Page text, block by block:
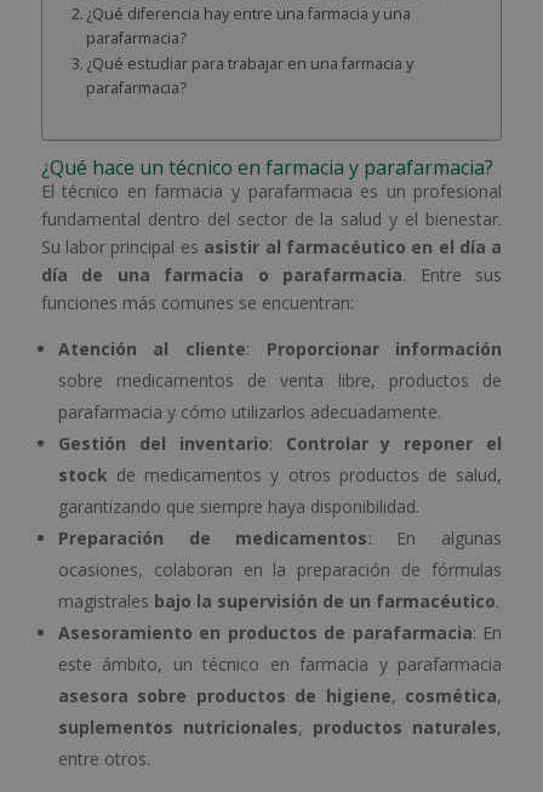
¿Qué diferencia hay entre una farmacia y una
parafarmacia?
¿Qué estudiar para trabajar en una farmacia y
parafarmacia?
¿Qué hace un técnico en farmacia y parafarmacia?
El técnico en farmacia y parafarmacia es un profesional
fundamental dentro del sector de la salud y el bienestar.
Su labor principal es asistir al farmacéutico en el día a
día de una farmacia o parafarmacia. Entre sus
funciones más comunes se encuentran:
Atención al cliente: Proporcionar información
sobre medicamentos de venta libre, productos de
parafarmacia y cómo utilizarlos adecuadamente.
Gestión del inventario: Controlar y
reponer el
stock de medicamentos y otros productos de salud,
garantizando que siempre haya disponibilidad.
Preparación de medicamentos: En algunas
ocasiones, colaboran en la preparación de fórmulas
magistrales bajo la supervisión de un farmacéutico.
Asesoramiento en productos de parafarmacia: En
este ámbito, un técnico en farmacia y parafarmacia
asesora sobre productos de higiene, cosmética,
suplementos nutricionales, productos naturales,
entre otros.